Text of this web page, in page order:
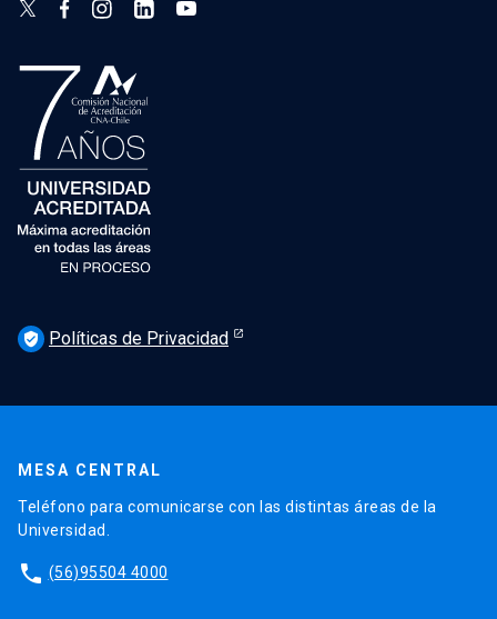
verified_user Políticas de Privacidad
MESA CENTRAL
Teléfono para comunicarse con las distintas áreas de la
Universidad.
phone (56)95504 4000